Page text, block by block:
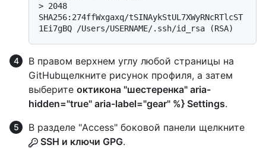
> 2048
SHA256:274ffWxgaxq/tSINAykStUL7XWyRNcRTlcST
1Ei7gBQ /Users/USERNAME/.ssh/id_rsa (RSA)
В правом верхнем углу любой страницы на
GitHubщелкните рисунок профиля, а затем
выберите октикона "шестеренка" aria-
hidden="true" aria-label="gear" %} Settings.
В разделе "Access" боковой панели щелкните
SSH и ключи GPG.